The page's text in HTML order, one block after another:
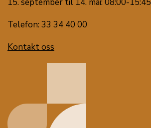
Telefon: 33 34 40 00
Kontakt oss